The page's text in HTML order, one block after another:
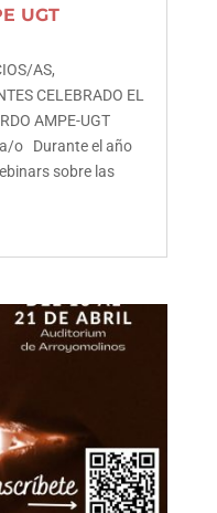
UGT
AS,
CELEBRADO EL
AMPE-UGT
o Durante el año
sobre las